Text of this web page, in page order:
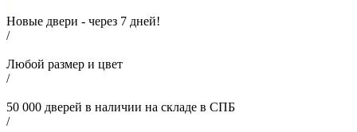
Новые двери - через 7 дней!
/
Любой размер и цвет
/
50 000 дверей в наличии на складе в СПБ
/